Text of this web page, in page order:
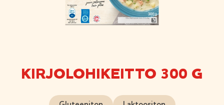
KIRJOLOHIKEITTO 300 G